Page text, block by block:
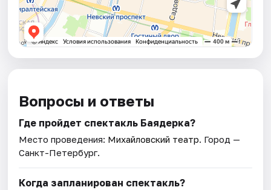
Вопросы и ответы
Где пройдет спектакль Баядерка?
Место проведения: Михайловский театр. Город —
Санкт-Петербург.
Когда запланирован спектакль?